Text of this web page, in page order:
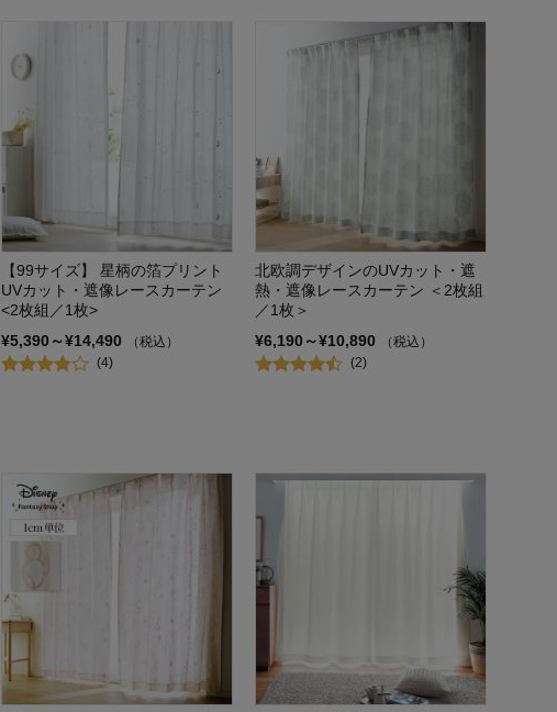
【99サイズ】 星柄の箔プリント
UVカット・遮像レースカーテン
<2枚組／1枚>
¥5,390～¥14,490
（税込）
(4)
北欧調デザインのUVカット・遮
熱・遮像レースカーテン ＜2枚組
／1枚＞
¥6,190～¥10,890
（税込）
(2)